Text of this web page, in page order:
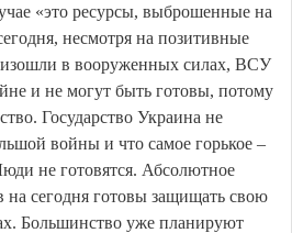
«это ресурсы, выброшенные на
несмотря на позитивные
в вооруженных силах, ВСУ
и не могут быть готовы, потому
Государство Украина не
войны и что самое горькое –
не готовятся. Абсолютное
сегодня готовы защищать свою
Большинство уже планируют